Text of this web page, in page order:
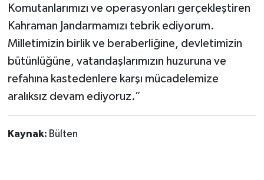
Komutanlarımızı ve operasyonları gerçekleştiren
Kahraman Jandarmamızı tebrik ediyorum.
Milletimizin birlik ve beraberliğine, devletimizin
bütünlüğüne, vatandaşlarımızın huzuruna ve
refahına kastedenlere karşı mücadelemize
aralıksız devam ediyoruz.”
Kaynak: Bülten